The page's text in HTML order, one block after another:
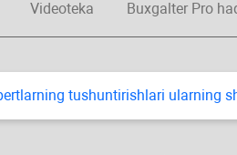
Videoteka Buxgalter Pro
tushuntirishlari ularning